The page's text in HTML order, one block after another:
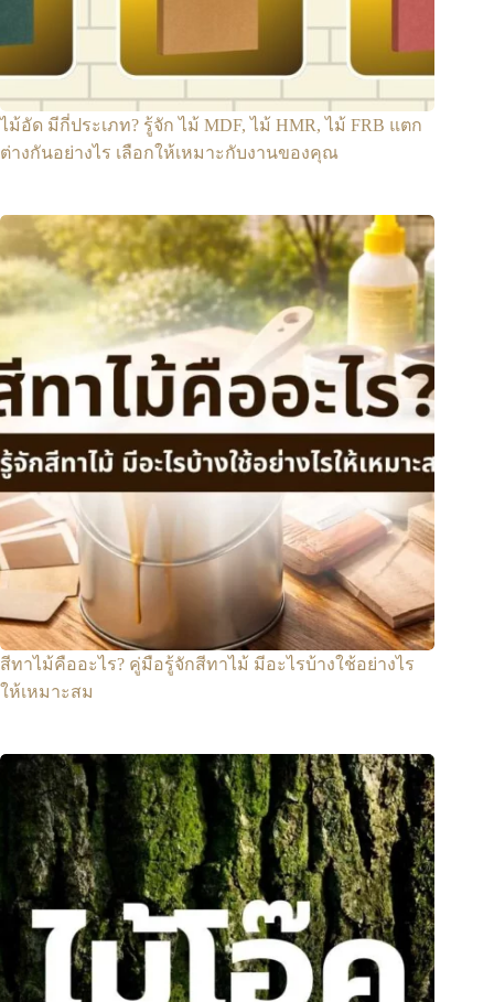
ไม้อัด มีกี่ประเภท? รู้จัก ไม้ MDF, ไม้ HMR, ไม้ FRB แตก
ต่างกันอย่างไร เลือกให้เหมาะกับงานของคุณ
สีทาไม้คืออะไร? คู่มือรู้จักสีทาไม้ มีอะไรบ้างใช้อย่างไร
ให้เหมาะสม